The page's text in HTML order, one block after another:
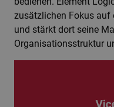
zusätzlichen Fokus auf
und stärkt dort seine
Organisationsstruktur